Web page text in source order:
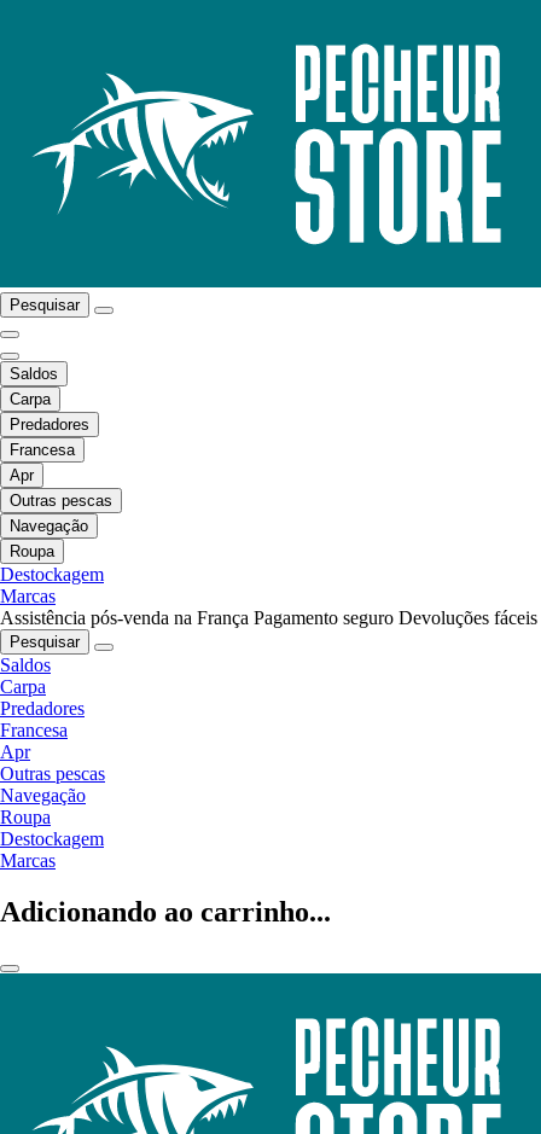
Pesquisar
Saldos
Carpa
Predadores
Francesa
Apr
Outras pescas
Navegação
Roupa
Destockagem
Marcas
Assistência pós-venda na França Pagamento seguro Devoluções fáceis
Pesquisar
Saldos
Carpa
Predadores
Francesa
Apr
Outras pescas
Navegação
Roupa
Destockagem
Marcas
Adicionando ao carrinho...